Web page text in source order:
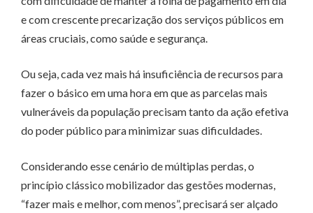
e com crescente precarização dos serviços públicos em
áreas cruciais, como saúde e segurança.
Ou seja, cada vez mais há insuficiência de recursos para
fazer o básico em uma hora em que as parcelas mais
vulneráveis da população precisam tanto da ação efetiva
do poder público para minimizar suas dificuldades.
Considerando esse cenário de múltiplas perdas, o
princípio clássico mobilizador das gestões modernas,
“fazer mais e melhor, com menos”, precisará ser alçado